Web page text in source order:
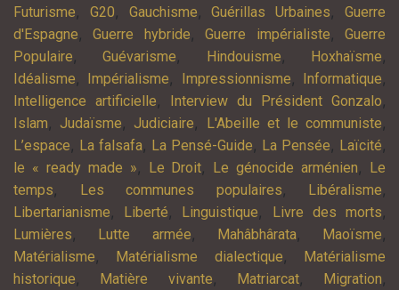
Futurisme, G20, Gauchisme,Guérillas Urbaines,Guerre
d'Espagne,Guerre hybride,Guerre impérialiste,Guerre
Populaire,Guévarisme, Hindouisme, Hoxhaïsme,
Idéalisme, Impérialisme, Impressionnisme, Informatique,
Intelligence artificielle, Interview du Président Gonzalo,
Islam, Judaïsme, Judiciaire, L'Abeille et le communiste,
L’espace, La falsafa, La Pensé-Guide, La Pensée, Laïcité,
le « ready made », Le Droit, Le génocide arménien, Le
temps, Les communes populaires, Libéralisme,
Libertarianisme, Liberté, Linguistique, Livre des morts,
Lumières, Lutte armée, Mahâbhârata, Maoïsme,
Matérialisme, Matérialisme dialectique, Matérialisme
historique, Matière vivante, Matriarcat, Migration,